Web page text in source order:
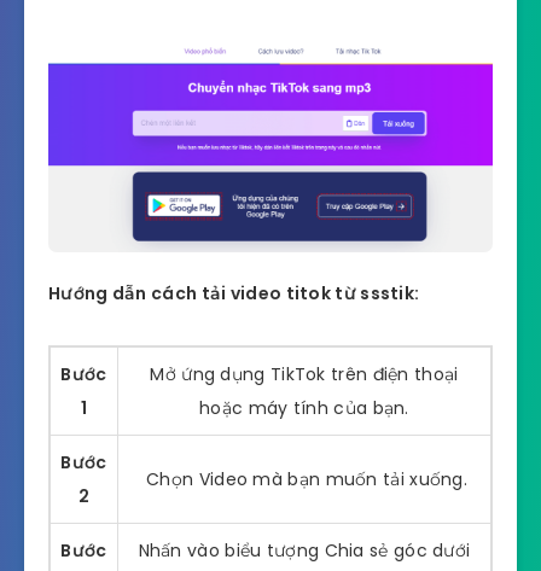
Hướng dẫn cách tải video titok từ ssstik:
Bước
1
Mở ứng dụng TikTok trên điện thoại
hoặc máy tính của bạn.
Bước
2
Chọn Video mà bạn muốn tải xuống.
Bước
Nhấn vào biểu tượng Chia sẻ góc dưới